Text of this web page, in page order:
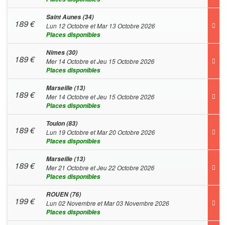
189€
Saint Aunes (34)
Lun 12 Octobre et Mar 13 Octobre 2026
Places disponibles
189€
Nimes (30)
Mer 14 Octobre et Jeu 15 Octobre 2026
Places disponibles
189€
Marseille (13)
Mer 14 Octobre et Jeu 15 Octobre 2026
Places disponibles
189€
Toulon (83)
Lun 19 Octobre et Mar 20 Octobre 2026
Places disponibles
189€
Marseille (13)
Mer 21 Octobre et Jeu 22 Octobre 2026
Places disponibles
199€
ROUEN (76)
Lun 02 Novembre et Mar 03 Novembre 2026
Places disponibles